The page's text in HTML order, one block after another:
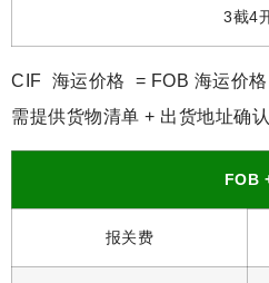
3截4
CIF 海运价格 = FOB 海运价
需提供货物清单 + 出货地址确
FOB
报关费